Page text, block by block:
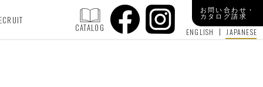
CATALOG ENGLISH JAPANESE
お問い合わせ・
カタログ請求